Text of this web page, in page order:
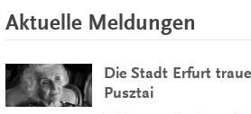
Aktuelle Meldungen
Die Stadt Erfurt
Pusztai